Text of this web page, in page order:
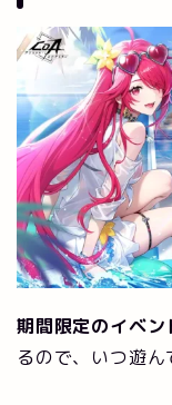
期間限定のイベ
るので、いつ遊